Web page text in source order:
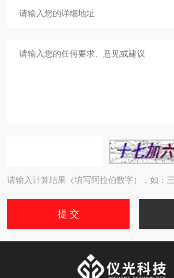
请输入计算结果（填写阿拉伯数字），如：